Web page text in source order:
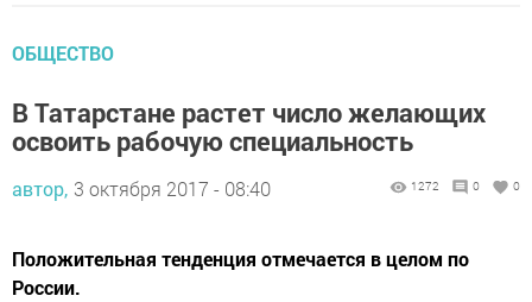
ОБЩЕСТВО
В Татарстане растет число желающих
освоить рабочую специальность
автор, 3 октября 2017 - 08:40 1272 0 0
Положительная тенденция отмечается в целом по
России.